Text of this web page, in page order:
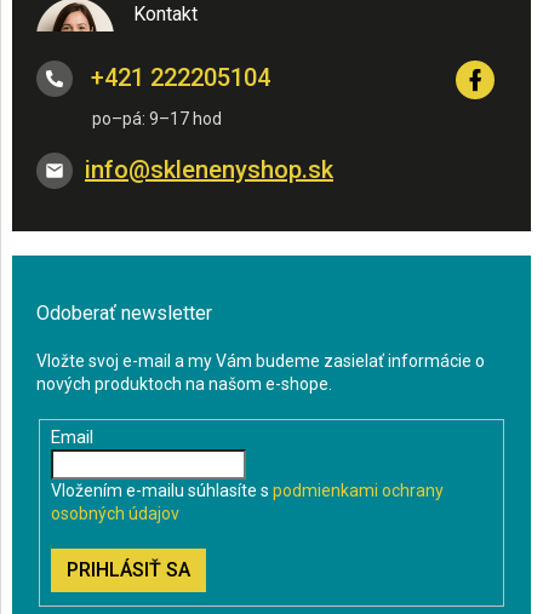
Kontakt
info@sklenenyshop.sk
+421 222205104
Odoberať newsletter
Vložte svoj e-mail a my Vám budeme zasielať informácie o
nových produktoch na našom e-shope.
Email
Vložením e-mailu súhlasíte s podmienkami ochrany
osobných údajov
PRIHLÁSIŤ SA